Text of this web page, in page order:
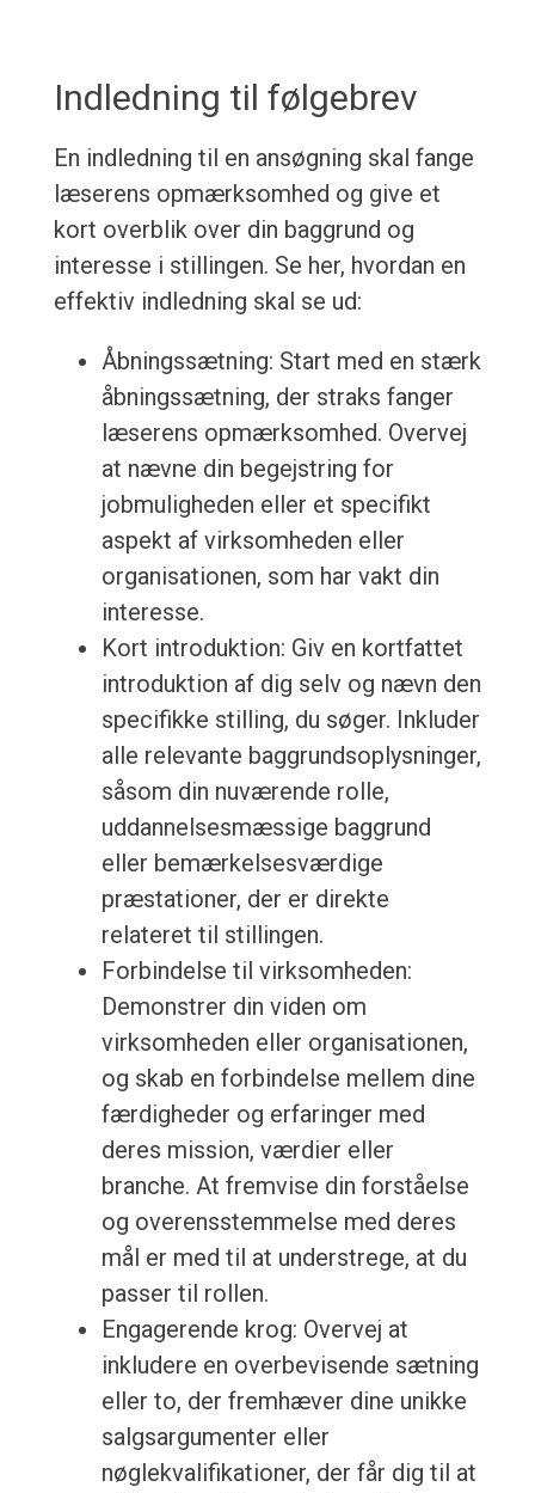
Indledning til følgebrev
En indledning til en ansøgning skal fange
læserens opmærksomhed og give et
kort overblik over din baggrund og
interesse i stillingen. Se her, hvordan en
effektiv indledning skal se ud:
Åbningssætning: Start med en stærk
åbningssætning, der straks fanger
læserens opmærksomhed. Overvej
at nævne din begejstring for
jobmuligheden eller et specifikt
aspekt af virksomheden eller
organisationen, som har vakt din
interesse.
Kort introduktion: Giv en kortfattet
introduktion af dig selv og nævn den
specifikke stilling, du søger. Inkluder
alle relevante baggrundsoplysninger,
såsom din nuværende rolle,
uddannelsesmæssige baggrund
eller bemærkelsesværdige
præstationer, der er direkte
relateret til stillingen.
Forbindelse til virksomheden:
Demonstrer din viden om
virksomheden eller organisationen,
og skab en forbindelse mellem dine
færdigheder og erfaringer med
deres mission, værdier eller
branche. At fremvise din forståelse
og overensstemmelse med deres
mål er med til at understrege, at du
passer til rollen.
Engagerende krog: Overvej at
inkludere en overbevisende sætning
eller to, der fremhæver dine unikke
salgsargumenter eller
nøglekvalifikationer, der får dig til at